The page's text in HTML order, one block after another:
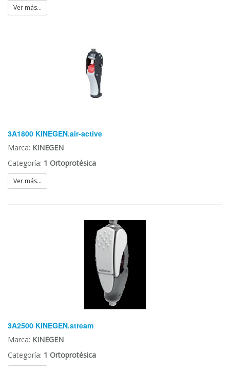
Ver más...
3A1800 KINEGEN.air-active
Marca: KINEGEN
Categoría: 1 Ortoprotésica
Ver más...
3A2500 KINEGEN.stream
Marca: KINEGEN
Categoría: 1 Ortoprotésica